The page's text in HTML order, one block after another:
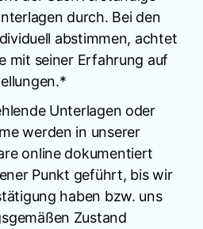
durch. Bei den
abstimmen, achtet
mit seiner Erfahrung auf
Unterlagen oder
werden in unserer
online dokumentiert
Punkt geführt, bis wir
haben bzw. uns
Zustand